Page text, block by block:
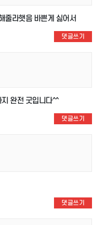
줄라햇음 바쁜게 싫어서
댓글쓰기
완전 굿입니다^^
댓글쓰기
댓글쓰기